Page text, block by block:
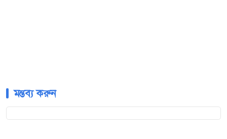
মন্তব্য করুন